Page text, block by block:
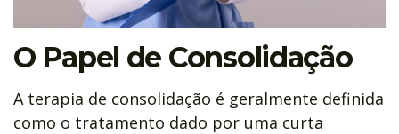
O Papel de Consolidação
A terapia de consolidação é geralmente definida
como o tratamento dado por uma curta